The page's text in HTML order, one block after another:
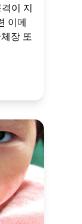
이 지
이메
장 또